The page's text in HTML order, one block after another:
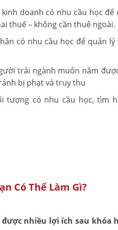
kinh doanh có nhu cầu học
thuế – không cần thuê ngoài.
có nhu cầu học để quản
trái ngành muốn nắm
bị phạt và truy thu
tượng có nhu cầu học, tìm
Có Thể Làm Gì?
được nhiều lợi ích sau khóa